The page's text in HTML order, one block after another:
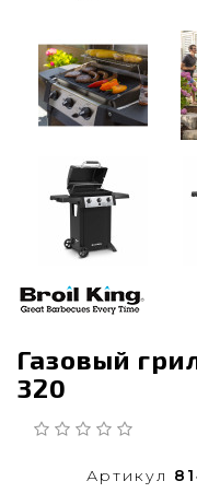
Газовый
320
Артикул